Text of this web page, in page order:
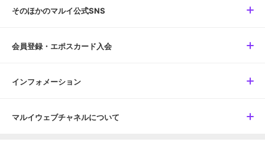
そのほかのマルイ公式SNS
会員登録・エポスカード入会
インフォメーション
マルイウェブチャネルについて